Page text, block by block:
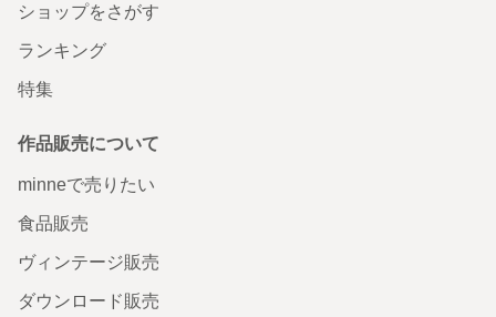
ショップをさがす
ランキング
特集
作品販売について
minneで売りたい
食品販売
ヴィンテージ販売
ダウンロード販売